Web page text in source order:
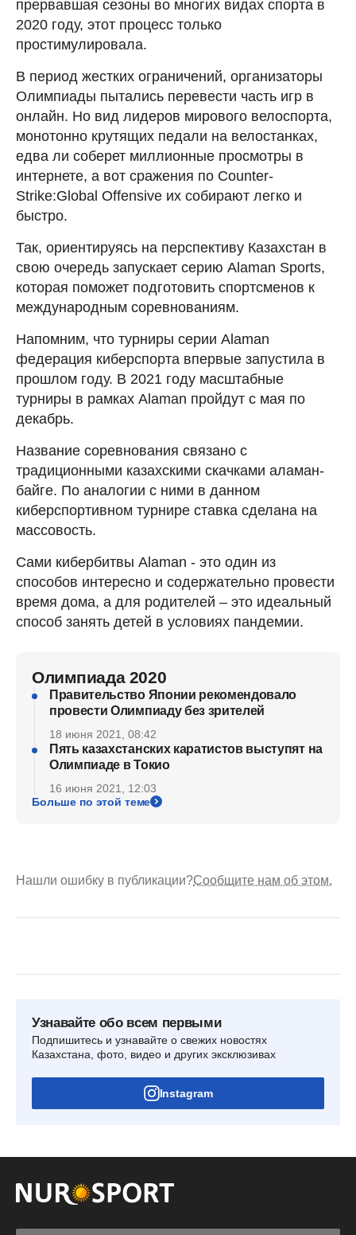
прервавшая сезоны во многих видах спорта в
2020 году, этот процесс только
простимулировала.
В период жестких ограничений, организаторы
Олимпиады пытались перевести часть игр в
онлайн. Но вид лидеров мирового велоспорта,
монотонно крутящих педали на велостанках,
едва ли соберет миллионные просмотры в
интернете, а вот сражения по Counter-
Strike:Global Offensive их собирают легко и
быстро.
Так, ориентируясь на перспективу Казахстан в
свою очередь запускает серию Alaman Sports,
которая поможет подготовить спортсменов к
международным соревнованиям.
Напомним, что турниры серии Alaman
федерация киберспорта впервые запустила в
прошлом году. В 2021 году масштабные
турниры в рамках Alaman пройдут с мая по
декабрь.
Название соревнования связано с
традиционными казахскими скачками аламан-
байге. По аналогии с ними в данном
киберспортивном турнире ставка сделана на
массовость.
Сами кибербитвы Alaman - это один из
способов интересно и содержательно провести
время дома, а для родителей – это идеальный
способ занять детей в условиях пандемии.
Олимпиада 2020
Правительство Японии рекомендовало
провести Олимпиаду без зрителей
18 июня 2021, 08:42
Пять казахстанских каратистов выступят на
Олимпиаде в Токио
16 июня 2021, 12:03
Больше по этой теме
Нашли ошибку в публикации?Сообщите нам об этом.
Узнавайте обо всем первыми
Подпишитесь и узнавайте о свежих новостях
Казахстана, фото, видео и других эксклюзивах
Instagram